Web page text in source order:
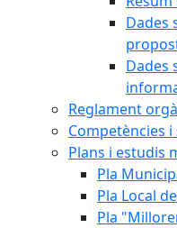
Dades
Dades
Reglament
Competències
Plans i estudis
Pla
Pla Local
Pla